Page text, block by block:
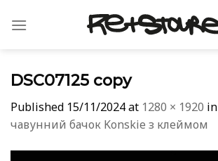
DSC07125 copy
Published 15/11/2024at 1280 × 1920 in
чавунний бачок Konskie з клеймом